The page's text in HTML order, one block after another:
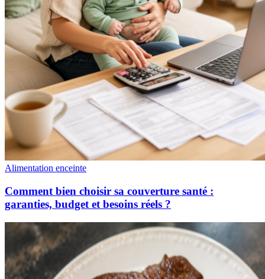
Alimentation enceinte
Comment bien choisir sa couverture santé :
garanties, budget et besoins réels ?